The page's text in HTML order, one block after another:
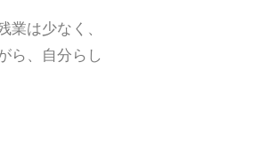
は少なく、
ら、自分らし